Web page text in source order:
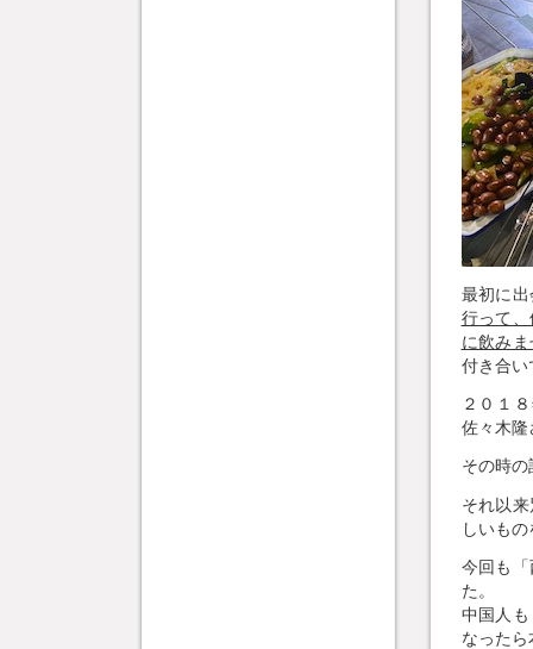
最初に
行って
に飲み
付き合い
２０１
佐々木隆
その時の
それ以
しいも
今回も
た。
中国人
なった